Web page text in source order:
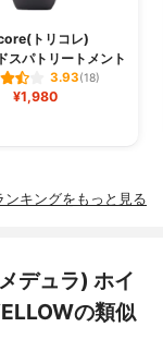
トリコレ)
スパトリートメント
3.93(18)
¥1,980
ンキングをもっと見る
デュラ) ホイ
の類似